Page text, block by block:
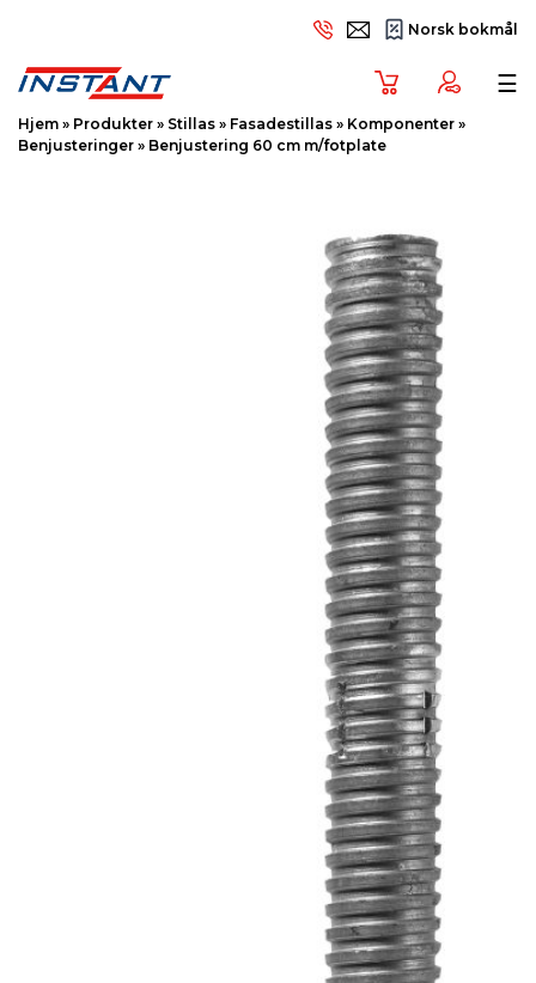
Norsk bokmål
☰
Hjem » Produkter » Stillas » Fasadestillas » Komponenter »
Benjusteringer » Benjustering 60 cm m/fotplate